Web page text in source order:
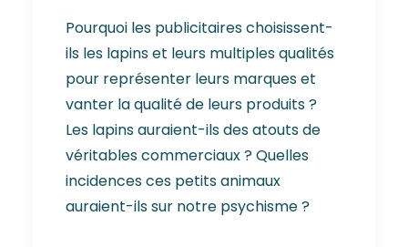
Pourquoi les publicitaires choisissent-
ils les lapins et leurs multiples qualités
pour représenter leurs marques et
vanter la qualité de leurs produits ?
Les lapins auraient-ils des atouts de
véritables commerciaux ? Quelles
incidences ces petits animaux
auraient-ils sur notre psychisme ?